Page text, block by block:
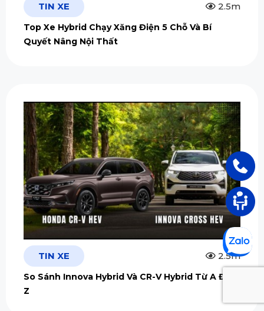
TIN XE 2.5m
Top Xe Hybrid Chạy Xăng Điện 5 Chỗ Và Bí
Quyết Nâng Nội Thất
TIN XE 2.5m
So Sánh Innova Hybrid Và CR-V Hybrid Từ A Đến
Z